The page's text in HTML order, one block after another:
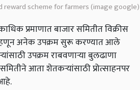
scheme for farmers (image google)
प्रमाणात बाजार समितीत विक्रीस
अनेक उपक्रम सुरू करण्यात आले
उपक्रम राबवणाऱ्या बुलढाणा
समितीने आता शेतकऱ्यांसाठी प्रोत्साहनपर